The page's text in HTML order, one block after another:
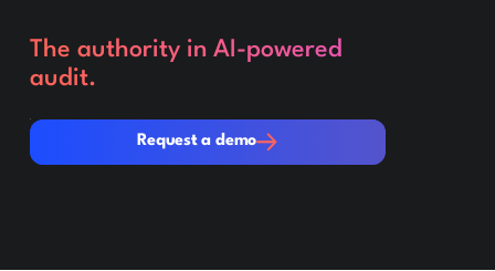
The authority in AI-powered
audit.
Request a demo
Request a demo